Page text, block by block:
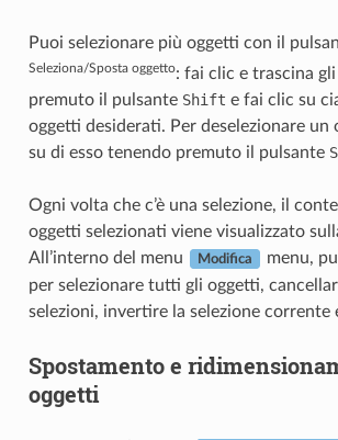
Puoi selezionare più oggetti con il
Seleziona/Sposta oggetto: fai clic e trascina
premuto il pulsante Shift e fai clic su
oggetti desiderati. Per deselezionare un
su di esso tenendo premuto il pulsante
Ogni volta che c’è una selezione, il
oggetti selezionati viene visualizzato
All’interno del menu
Modifica
menu,
per selezionare tutti gli oggetti,
selezioni, invertire la selezione corrente
Spostamento e
oggetti